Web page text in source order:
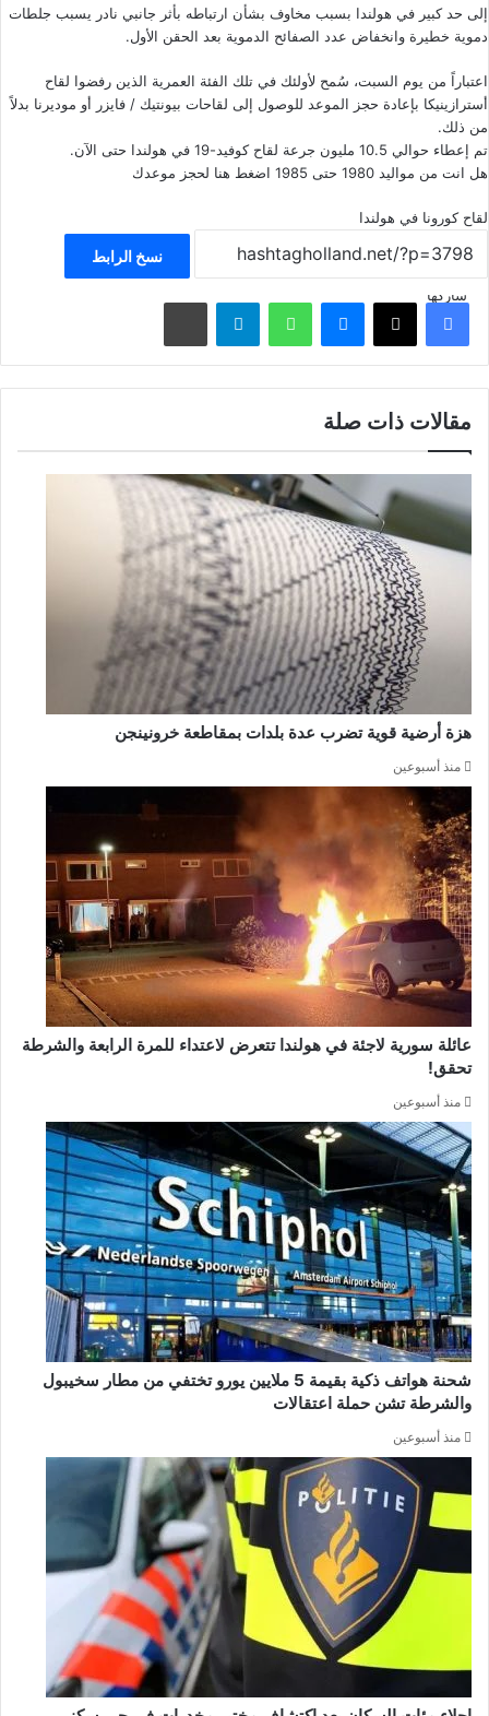
إلى حد كبير في هولندا بسبب مخاوف بشأن ارتباطه بأثر جانبي نادر يسبب جلطات
دموية خطيرة وانخفاض عدد الصفائح الدموية بعد الحقن الأول.
اعتباراً من يوم السبت، سُمح لأولئك في تلك الفئة العمرية الذين رفضوا لقاح
أسترازينيكا بإعادة حجز الموعد للوصول إلى لقاحات بيونتيك / فايزر أو موديرنا بدلاً
من ذلك.
تم إعطاء حوالي 10.5 مليون جرعة لقاح كوفيد-19 في هولندا حتى الآن.
هل انت من مواليد 1980 حتى 1985 اضغط هنا لحجز موعدك
لقاح كورونا في هولندا
نسخ الرابط
شاركهافيسبوك ‫X ماسنجر واتساب تيلقرام مشاركة عبر البريد
مقالات ذات صلة
هزة أرضية قوية تضرب عدة بلدات بمقاطعة خرونينجن
منذ أسبوعين
عائلة سورية لاجئة في هولندا تتعرض لاعتداء للمرة الرابعة والشرطة
تحقق!
منذ أسبوعين
شحنة هواتف ذكية بقيمة 5 ملايين يورو تختفي من مطار سخيبول
والشرطة تشن حملة اعتقالات
منذ أسبوعين